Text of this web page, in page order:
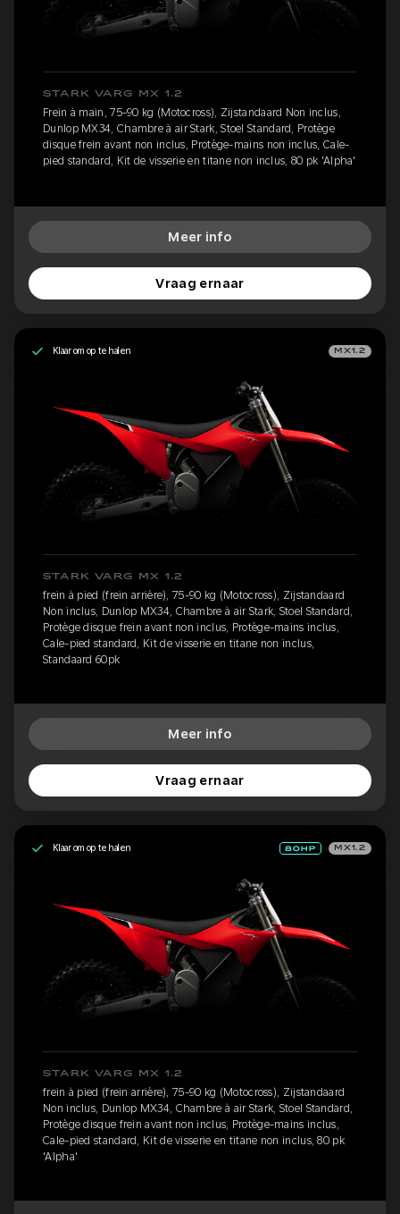
STARK VARG MX 1.2
Frein à main, 75-90 kg (Motocross), Zijstandaard Non inclus,
Dunlop MX34, Chambre à air Stark, Stoel Standard, Protège
disque frein avant non inclus, Protège-mains non inclus, Cale-
pied standard, Kit de visserie en titane non inclus, 80 pk 'Alpha'
Meer info
Vraag ernaar
Klaar om op te halen MX1.2
STARK VARG MX 1.2
frein à pied (frein arrière), 75-90 kg (Motocross), Zijstandaard
Non inclus, Dunlop MX34, Chambre à air Stark, Stoel Standard,
Protège disque frein avant non inclus, Protège-mains inclus,
Cale-pied standard, Kit de visserie en titane non inclus,
Standaard 60pk
Meer info
Vraag ernaar
Klaar om op te halen MX1.2
STARK VARG MX 1.2
frein à pied (frein arrière), 75-90 kg (Motocross), Zijstandaard
Non inclus, Dunlop MX34, Chambre à air Stark, Stoel Standard,
Protège disque frein avant non inclus, Protège-mains inclus,
Cale-pied standard, Kit de visserie en titane non inclus, 80 pk
'Alpha'